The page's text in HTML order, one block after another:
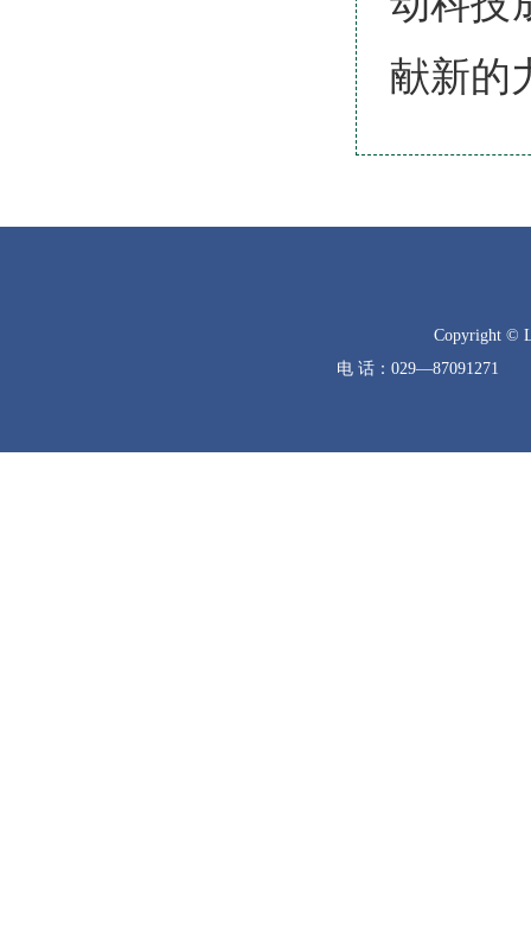
献新的
Copyright ©
电 话：029—87091271